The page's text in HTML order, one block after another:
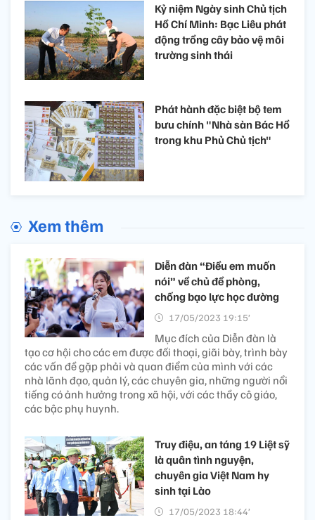
Kỷ niệm Ngày sinh Chủ tịch
Hồ Chí Minh: Bạc Liêu phát
động trồng cây bảo vệ môi
trường sinh thái
Phát hành đặc biệt bộ tem
bưu chính "Nhà sàn Bác Hồ
trong khu Phủ Chủ tịch"
Xem thêm
Diễn đàn “Điều em muốn
nói” về chủ đề phòng,
chống bạo lực học đường
17/05/2023 19:15’
Mục đích của Diễn đàn là
tạo cơ hội cho các em được đối thoại, giãi bày, trình bày
các vấn đề gặp phải và quan điểm của mình với các
nhà lãnh đạo, quản lý, các chuyên gia, những người nổi
tiếng có ảnh hưởng trong xã hội, với các thầy cô giáo,
các bậc phụ huynh.
Truy điệu, an táng 19 Liệt sỹ
là quân tình nguyện,
chuyên gia Việt Nam hy
sinh tại Lào
17/05/2023 18:44’